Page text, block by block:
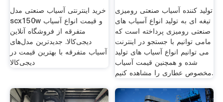
خرید اینترنتی آسیاب صنعتی مدل
scx150w و قیمت انواع آسیاب
متفرقه از فروشگاه آنلاین
دیجی‌کالا. جدیدترین مدل‌های
آسیاب متفرقه با بهترین قیمت در
دیجی‌کالا
تولید کننده آسیاب صنعتی رومیزی
تیغه ای به تولید انواع آسیاب های
صنعتی رومیزی پرداخته است که
مامی توانیم با جستجو در اینترنت
می توانیم انواع آسیاب های تولید
شده و همچنین قیمت آسیاب
مخصوص عطاری را مشاهده کنیم.